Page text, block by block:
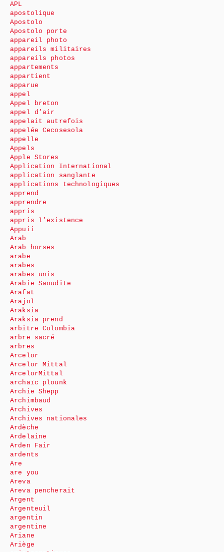
APL
apostolique
Apostolo
Apostolo porte
appareil photo
appareils militaires
appareils photos
appartements
appartient
apparue
appel
Appel breton
appel d’air
appelait autrefois
appelée Cecosesola
appelle
Appels
Apple Stores
Application International
application sanglante
applications technologiques
apprend
apprendre
appris
appris l’existence
Appuii
Arab
Arab horses
arabe
arabes
arabes unis
Arabie Saoudite
Arafat
Arajol
Araksia
Araksia prend
arbitre Colombia
arbre sacré
arbres
Arcelor
Arcelor Mittal
ArcelorMittal
archaïc plounk
Archie Shepp
Archimbaud
Archives
Archives nationales
Ardèche
Ardelaine
Arden Fair
ardents
Are
are you
Areva
Areva pencherait
Argent
Argenteuil
argentin
argentine
Ariane
Ariège